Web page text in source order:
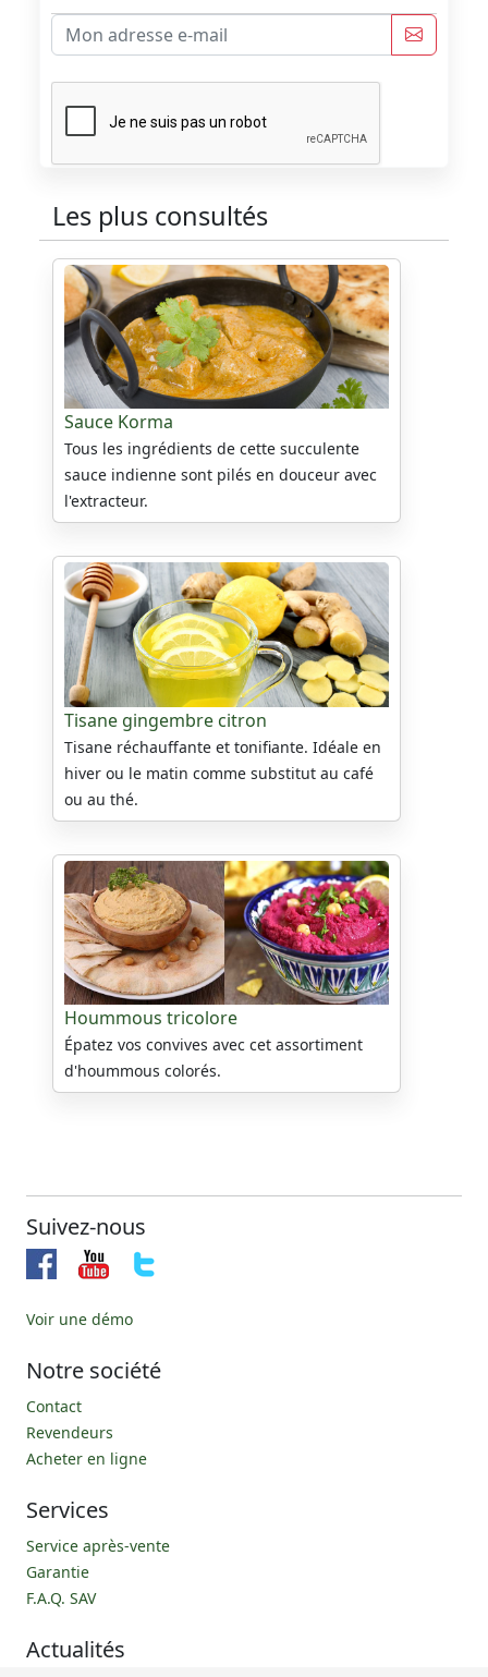
Les plus consultés
Sauce Korma
Tous les ingrédients de cette succulente
sauce indienne sont pilés en douceur avec
l'extracteur.
Tisane gingembre citron
Tisane réchauffante et tonifiante. Idéale en
hiver ou le matin comme substitut au café
ou au thé.
Hoummous tricolore
Épatez vos convives avec cet assortiment
d'hoummous colorés.
Suivez-nous
Voir une démo
Notre société
Contact
Revendeurs
Acheter en ligne
Services
Service après-vente
Garantie
F.A.Q. SAV
Actualités